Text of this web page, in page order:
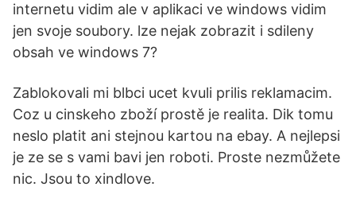
internetu vidim ale v aplikaci ve windows vidim
jen svoje soubory. lze nejak zobrazit i sdileny
obsah ve windows 7?
Zablokovali mi blbci ucet kvuli prilis reklamacim.
Coz u cinskeho zboží prostě je realita. Dik tomu
neslo platit ani stejnou kartou na ebay. A nejlepsi
je ze se s vami bavi jen roboti. Proste nezmůžete
nic. Jsou to xindlove.